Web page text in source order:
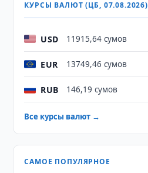
КУРСЫ ВАЛЮТ (ЦБ, 07.08.2026)
USD 11915,64 сумов
EUR 13749,46 сумов
RUB 146,19 сумов
Все курсы валют →
САМОЕ ПОПУЛЯРНОЕ